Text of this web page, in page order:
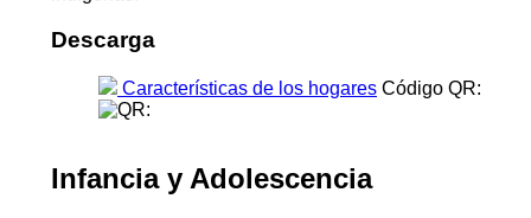
Descarga
Características de los hogares Código QR:
Infancia y Adolescencia